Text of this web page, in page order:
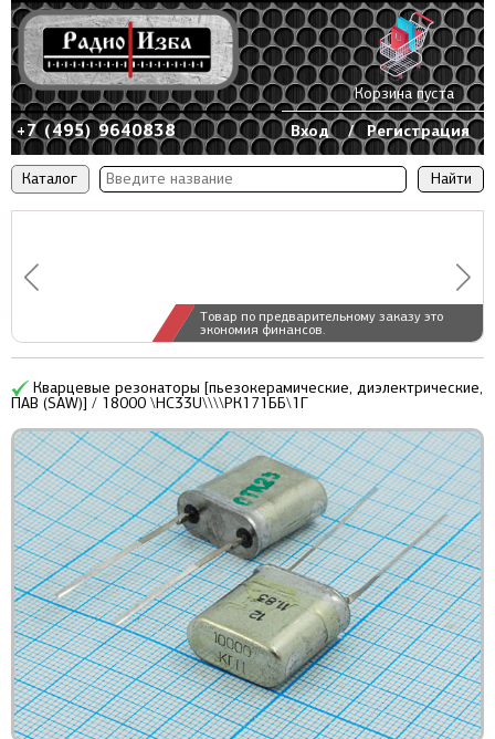
Каталог
Товар по предварительному заказу это
экономия финансов.
+7 (495) 9640838 Вход / Регистрация
Корзина пуста
Кварцевые резонаторы [пьезокерамические, диэлектрические,
ПАВ (SAW)] / 18000 \HC33U\\\\РК171ББ\1Г